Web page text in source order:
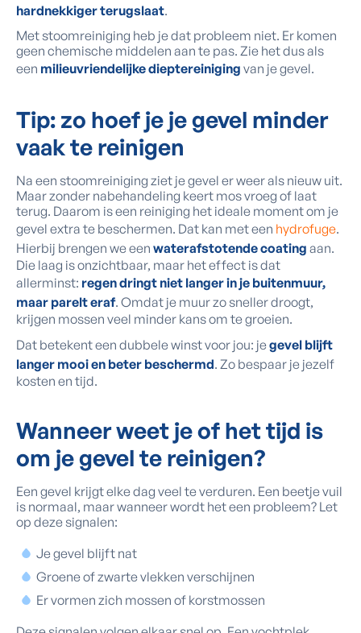
hardnekkiger terugslaat.
Met stoomreiniging heb je dat probleem niet. Er komen
geen chemische middelen aan te pas. Zie het dus als
een milieuvriendelijke dieptereiniging van je gevel.
Tip: zo hoef je je gevel minder
vaak te reinigen
Na een stoomreiniging ziet je gevel er weer als nieuw uit.
Maar zonder nabehandeling keert mos vroeg of laat
terug. Daarom is een reiniging het ideale moment om je
gevel extra te beschermen. Dat kan met een hydrofuge.
Hierbij brengen we een waterafstotende coating aan.
Die laag is onzichtbaar, maar het effect is dat
allerminst: regen dringt niet langer in je buitenmuur,
maar parelt eraf. Omdat je muur zo sneller droogt,
krijgen mossen veel minder kans om te groeien.
Dat betekent een dubbele winst voor jou: jegevel blijft
langer mooi en beter beschermd. Zo bespaar je jezelf
kosten en tijd.
Wanneer weet je of het tijd is
om je gevel te reinigen?
Een gevel krijgt elke dag veel te verduren. Een beetje vuil
is normaal, maar wanneer wordt het een probleem? Let
op deze signalen:
Je gevel blijft nat
Groene of zwarte vlekken verschijnen
Er vormen zich mossen of korstmossen